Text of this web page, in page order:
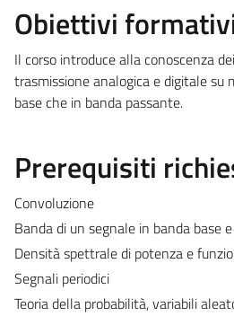
Obiettivi
Il corso introduce alla conoscenza
trasmissione analogica e digitale su
base che in banda passante.
Prerequisiti
Convoluzione
Banda di un segnale in banda base
Densità spettrale di potenza e
Segnali periodici
Teoria della probabilità, variabili